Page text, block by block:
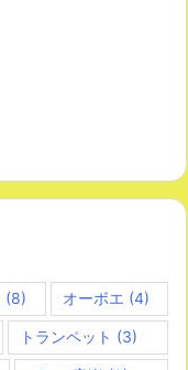
(8) オーボエ (4)
トランペット (3)